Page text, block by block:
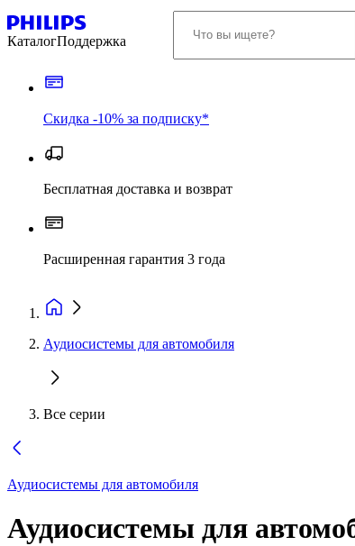
КаталогПоддержка
Скидка -10% за подписку*
Бесплатная доставка и возврат
Расширенная гарантия 3 года
Аудиосистемы для автомобиля
Все серии
Аудиосистемы для автомобиля
Аудиосистемы для